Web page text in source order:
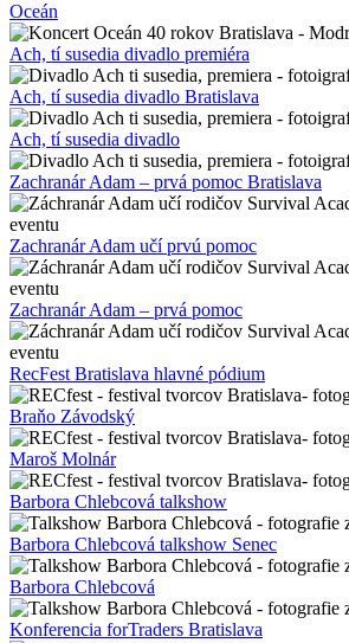
Oceán
Ach, tí susedia divadlo premiéra
Ach, tí susedia divadlo Bratislava
Ach, tí susedia divadlo
Zachranár Adam – prvá pomoc Bratislava
Zachranár Adam učí prvú pomoc
Zachranár Adam – prvá pomoc
RecFest Bratislava hlavné pódium
Braňo Závodský
Maroš Molnár
Barbora Chlebcová talkshow
Barbora Chlebcová talkshow Senec
Barbora Chlebcová
Konferencia forTraders Bratislava